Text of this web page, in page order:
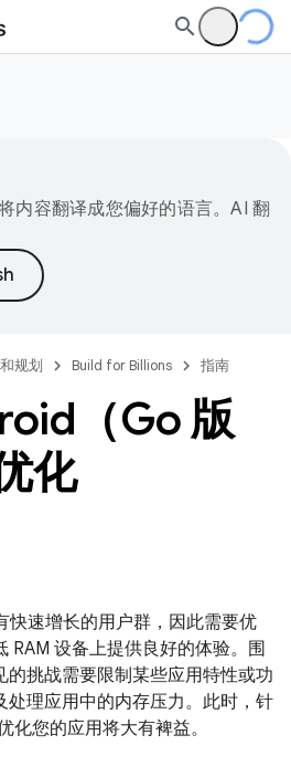
内容翻译成您偏好的语言。AI 翻
规划 Build for Billions 指南
（Go 版
化
快速增长的用户群，因此需要优
RAM 设备上提供良好的体验。围
的挑战需要限制某些应用特性或功
处理应用中的内存压力。此时，针
化您的应用将大有裨益。